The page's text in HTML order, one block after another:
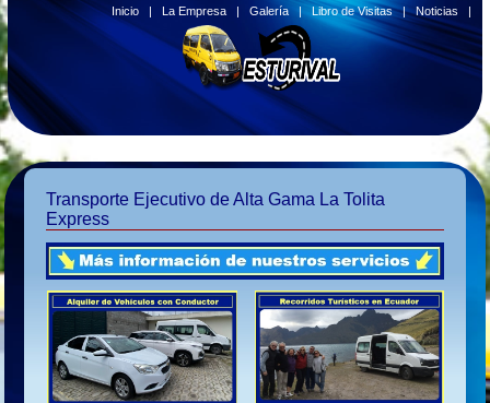
Inicio |La Empresa |Galería |Libro de Visitas|Noticias |
Transporte Ejecutivo de Alta Gama La Tolita
Express